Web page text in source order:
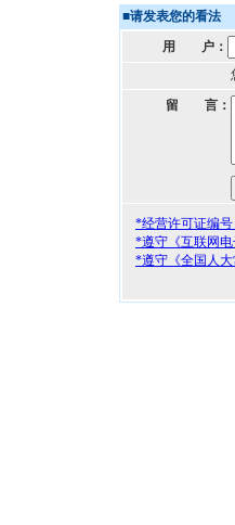
■请发表您的看法
用 户：
留 言：
*经营许可证编号
*遵守《互联网电
*遵守《全国人大